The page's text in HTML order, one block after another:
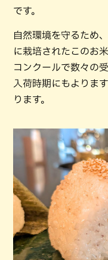
です。
自然環境を守るため
に栽培されたこのお
コンクールで数々の
入荷時期にもよりま
ります。